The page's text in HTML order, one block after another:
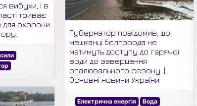
вибухи, і в
триває
для охорони
Губернатор повідомив, що
мешканці Бєлгорода не
матимуть доступу до гарячої
води до завершення
опалювального сезону. |
Основні новини України
Електрична енергія
Вода